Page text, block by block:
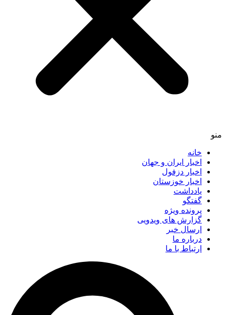
خانه
اخبار ایران و جهان
اخبار دزفول
اخبار خوزستان
یادداشت
گفتگو
پرونده ویژه
گزارش های ویدویی
ارسال خبر
درباره ما
ارتباط با ما